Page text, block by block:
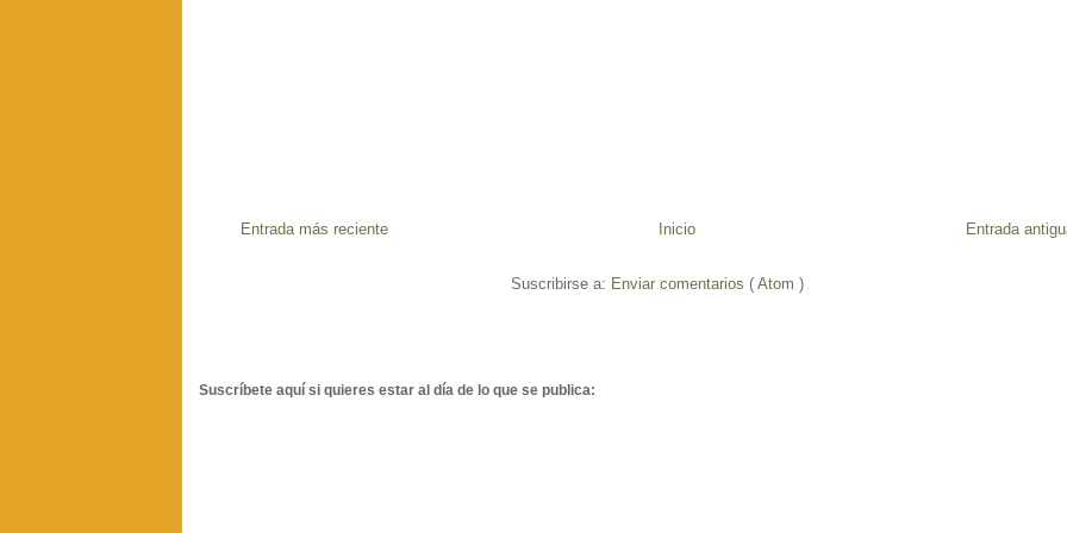
Entrada más reciente Entrada
Inicio
Suscribirse a: Enviar comentarios ( Atom )
Suscríbete aquí si quieres estar al día de lo que se publica: